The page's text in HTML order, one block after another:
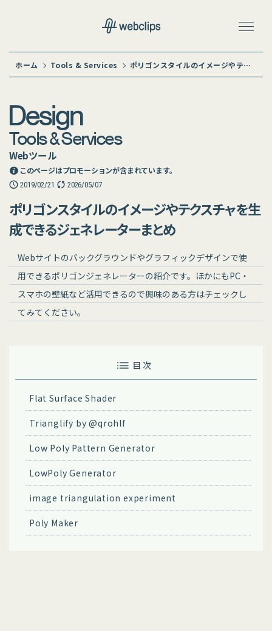
ホーム Tools & Services ポリゴンスタイルのイメージやテクスチャを生成できるジェネレーターまとめ
Design
Tools & Services
Webツール
このページはプロモーションが含まれています。
2019/02/21 2026/05/07
ポリゴンスタイルのイメージやテクスチャを生
成できるジェネレーターまとめ
Webサイトのバックグラウンドやグラフィックデザインで使
用できるポリゴンジェネレーターの紹介です。ほかにもPC・
スマホの壁紙など活用できるので興味のある方はチェックし
てみてください。
目 次
Flat Surface Shader
Trianglify by @qrohlf
Low Poly Pattern Generator
LowPoly Generator
image triangulation experiment
Poly Maker